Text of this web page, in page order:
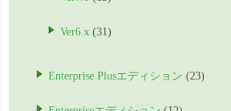
Ver6.x (31)
Enterprise Plusエディション (23)